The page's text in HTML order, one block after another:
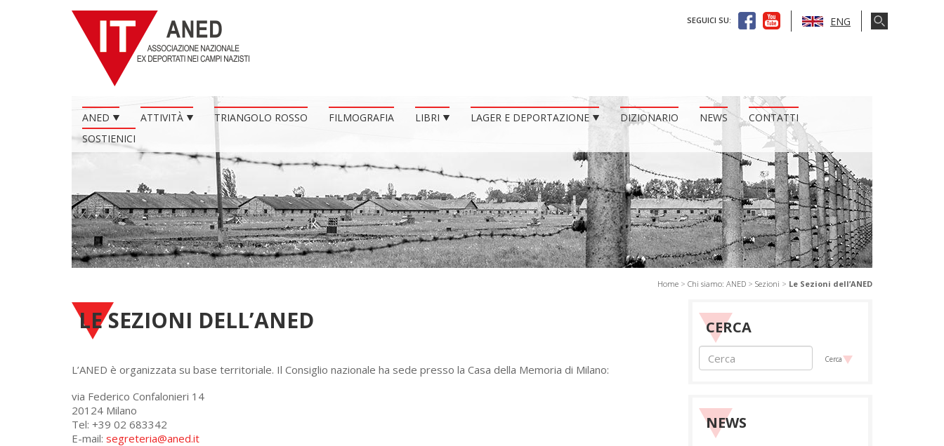
SEGUICI SU: ENG
ANED ATTIVITÀ TRIANGOLO ROSSO FILMOGRAFIA LIBRI LAGER E DEPORTAZIONE DIZIONARIO NEWS
CONTATTI
SOSTIENICI
Home > Chi siamo: ANED > Sezioni > Le Sezioni dell’ANED
LE SEZIONI DELL’ANED
L’ANED è organizzata su base territoriale. Il Consiglio nazionale ha sede presso la Casa della Memoria di Milano:
via Federico Confalonieri 14
20124 Milano
Tel: +39 02 683342
E-mail: segreteria@aned.it
CERCA
Cerca
NEWS